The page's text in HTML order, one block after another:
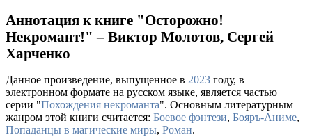
Аннотация к книге "Осторожно!
Некромант!" – Виктор Молотов, Сергей
Харченко
Данное произведение, выпущенное в 2023 году, в
электронном формате на русском языке, является частью
серии "Похождения некроманта". Основным литературным
жанром этой книги считается: Боевое фэнтези, Бояръ-Аниме,
Попаданцы в магические миры, Роман.